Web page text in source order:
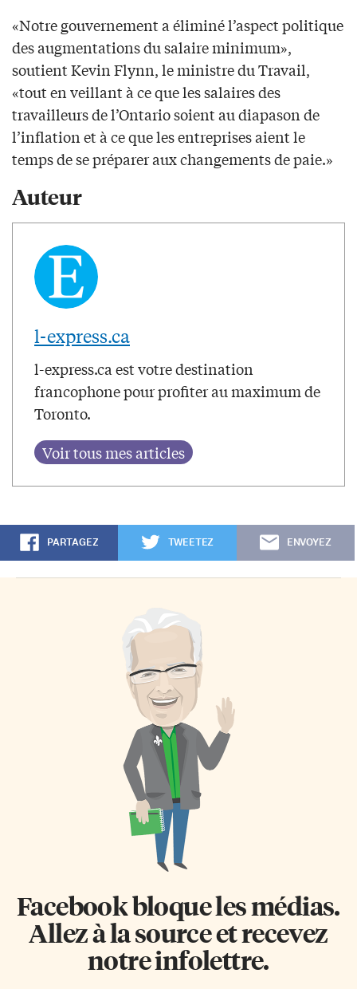
«Notre gouvernement a éliminé l’aspect politique
des augmentations du salaire minimum»,
soutient Kevin Flynn, le ministre du Travail,
«tout en veillant à ce que les salaires des
travailleurs de l’Ontario soient au diapason de
l’inflation et à ce que les entreprises aient le
temps de se préparer aux changements de paie.»
Auteur
l-express.ca
l-express.ca est votre destination
francophone pour profiter au maximum de
Toronto.
PARTAGEZ TWEETEZ ENVOYEZ
Facebook bloque les médias.
Allez à la source et recevez
notre infolettre.